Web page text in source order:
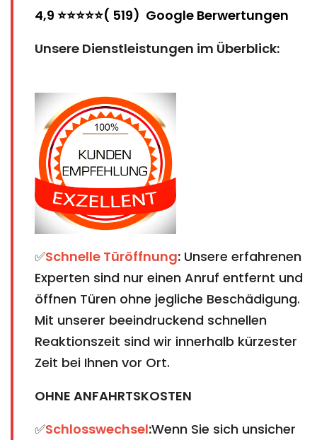
4,9 ⭐⭐⭐⭐⭐( 519) Google Berwertungen
Unsere Dienstleistungen im Überblick:
✅Schnelle Türöffnung: Unsere erfahrenen
Experten sind nur einen Anruf entfernt und
öffnen Türen ohne jegliche Beschädigung.
Mit unserer beeindruckend schnellen
Reaktionszeit sind wir innerhalb kürzester
Zeit bei Ihnen vor Ort.
OHNE ANFAHRTSKOSTEN
✅Schlosswechsel:Wenn Sie sich unsicher